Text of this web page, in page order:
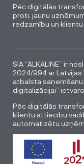
Pēc digitālās
proti, jaunu
redzamību un
SIA “ALKALINE” ir
2024/994 ar
atbalsta
digitalizācijai”
Pēc digitālās
klientu attiecību
automatizētu